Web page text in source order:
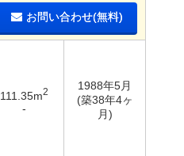
お問い合わせ(無料)
111.35m2
-
1988年5月
(築38年4ヶ
月)